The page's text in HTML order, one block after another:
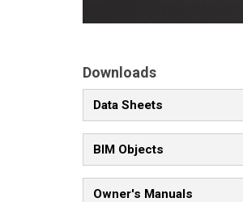
Downloads
Data Sheets
BIM Objects
Owner's Manuals